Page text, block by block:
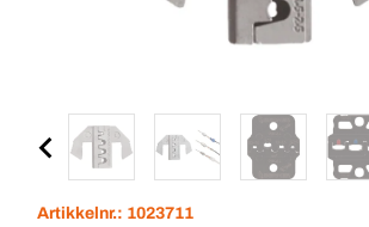
Artikkelnr.: 1023711